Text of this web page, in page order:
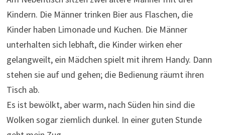
Kindern. Die Männer trinken Bier aus Flaschen, die
Kinder haben Limonade und Kuchen. Die Männer
unterhalten sich lebhaft, die Kinder wirken eher
gelangweilt, ein Mädchen spielt mit ihrem Handy. Dann
stehen sie auf und gehen; die Bedienung räumt ihren
Tisch ab.
Es ist bewölkt, aber warm, nach Süden hin sind die
Wolken sogar ziemlich dunkel. In einer guten Stunde